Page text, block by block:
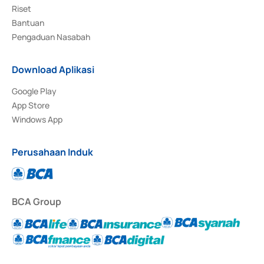
Riset
Bantuan
Pengaduan Nasabah
Download Aplikasi
Google Play
App Store
Windows App
Perusahaan Induk
BCA Group